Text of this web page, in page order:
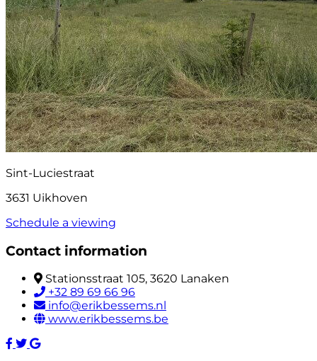
Sint-Luciestraat
3631 Uikhoven
Schedule a viewing
Contact information
Stationsstraat 105, 3620 Lanaken
+32 89 69 66 96
info@erikbessems.nl
www.erikbessems.be